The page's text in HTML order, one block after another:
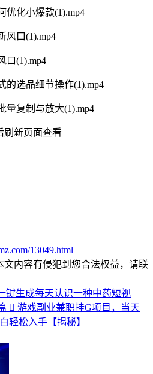
优化小爆款(1).mp4
风口(1).mp4
口(1).mp4
的选品细节操作(1).mp4
量复制与放大(1).mp4
刷新页面查看
13049.html
内容有侵犯到您合法权益，请联
键生成每天认识一种中药短视
游戏副业兼职挂G项目，当天
轻松入手【揭秘】